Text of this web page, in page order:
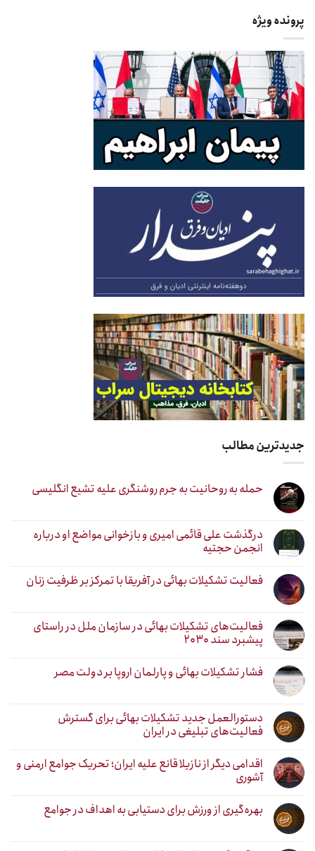
پرونده ویژه
جدیدترین مطالب
حمله به روحانیت به جرم روشنگری علیه تشیع انگلیسی
درگذشت علی قائمی امیری و بازخوانی مواضع او درباره
انجمن حجتیه
فعالیت تشکیلات بهائی در آفریقا با تمرکز بر ظرفیت زنان
فعالیت‌های تشکیلات بهائی در سازمان ملل در راستای
پیشبرد سند ۲۰۳۰
فشار تشکیلات بهائی و پارلمان اروپا بر دولت مصر
دستورالعمل جدید تشکیلات بهائی برای گسترش
فعالیت‌های تبلیغی در ایران
اقدامی دیگر از نازیلا قانع علیه ایران؛ تحریک جوامع ارمنی و
آشوری
بهره‌گیری از ورزش برای دستیابی به اهداف در جوامع